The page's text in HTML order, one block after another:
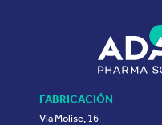
FABRICACIÓN
Via Molise, 16